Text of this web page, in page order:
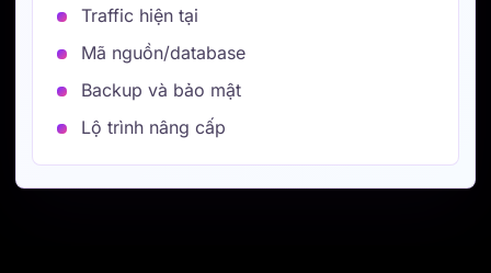
Mã nguồn/database
Backup và bảo mật
Lộ trình nâng cấp